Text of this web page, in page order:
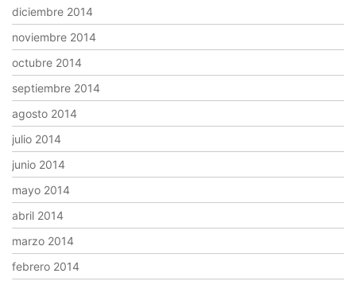
diciembre 2014
noviembre 2014
octubre 2014
septiembre 2014
agosto 2014
julio 2014
junio 2014
mayo 2014
abril 2014
marzo 2014
febrero 2014